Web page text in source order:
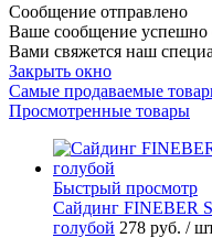
Сообщение отправлено
Ваше сообщение успешно
Вами свяжется наш
Закрыть окно
Самые продаваемые
Просмотренные товары
Быстрый просмотр
Cайдинг FINEBER
голубой 278 руб. /